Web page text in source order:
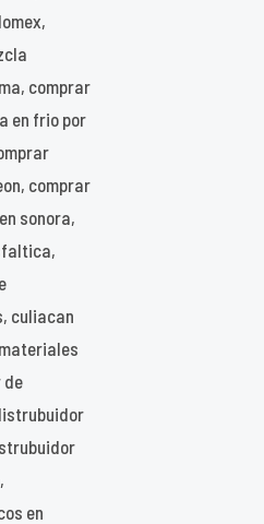
comprar
en frio por
comprar
sonora,
culiacan
de
en